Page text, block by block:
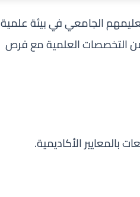
تعليمهم الجامعي في بيئة علمية
التخصصات العلمية مع فرص
بالمعايير الأكاديمية.